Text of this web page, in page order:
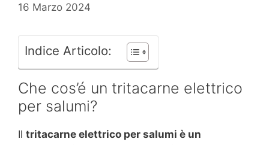
16 Marzo 2024
Indice Articolo:
Che cos’é un tritacarne elettrico
per salumi?
Il tritacarne elettrico per salumi è un